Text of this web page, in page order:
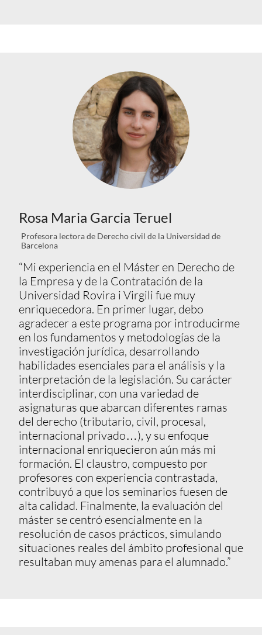
Rosa Maria Garcia Teruel
Profesora lectora de Derecho civil de la Universidad de
Barcelona
“Mi experiencia en el Máster en Derecho de
la Empresa y de la Contratación de la
Universidad Rovira i Virgili fue muy
enriquecedora. En primer lugar, debo
agradecer a este programa por introducirme
en los fundamentos y metodologías de la
investigación jurídica, desarrollando
habilidades esenciales para el análisis y la
interpretación de la legislación. Su carácter
interdisciplinar, con una variedad de
asignaturas que abarcan diferentes ramas
del derecho (tributario, civil, procesal,
internacional privado…), y su enfoque
internacional enriquecieron aún más mi
formación. El claustro, compuesto por
profesores con experiencia contrastada,
contribuyó a que los seminarios fuesen de
alta calidad. Finalmente, la evaluación del
máster se centró esencialmente en la
resolución de casos prácticos, simulando
situaciones reales del ámbito profesional que
resultaban muy amenas para el alumnado.”